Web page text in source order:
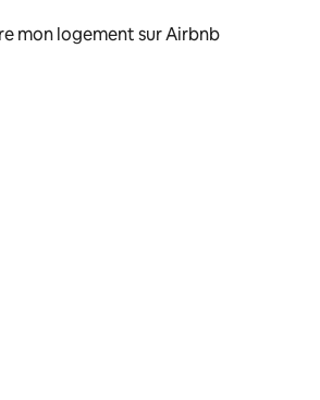
mon logement sur Airbnb